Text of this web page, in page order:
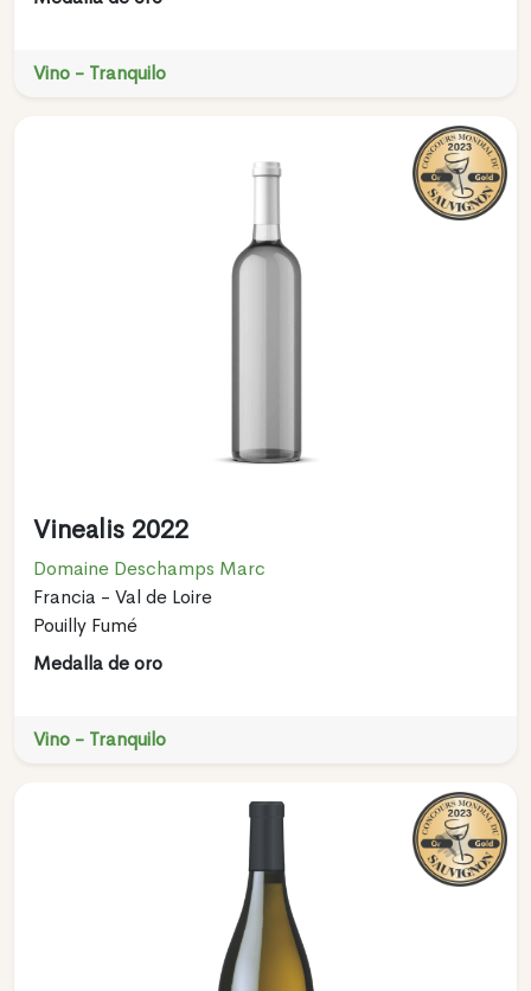
Vino - Tranquilo
Vinealis 2022
Domaine Deschamps Marc
Francia - Val de Loire
Pouilly Fumé
Medalla de oro
Vino - Tranquilo